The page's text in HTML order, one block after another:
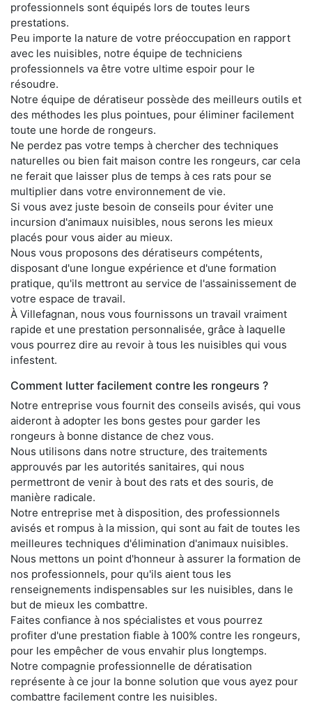
professionnels sont équipés lors de toutes leurs
prestations.
Peu importe la nature de votre préoccupation en rapport
avec les nuisibles, notre équipe de techniciens
professionnels va être votre ultime espoir pour le
résoudre.
Notre équipe de dératiseur possède des meilleurs outils et
des méthodes les plus pointues, pour éliminer facilement
toute une horde de rongeurs.
Ne perdez pas votre temps à chercher des techniques
naturelles ou bien fait maison contre les rongeurs, car cela
ne ferait que laisser plus de temps à ces rats pour se
multiplier dans votre environnement de vie.
Si vous avez juste besoin de conseils pour éviter une
incursion d'animaux nuisibles, nous serons les mieux
placés pour vous aider au mieux.
Nous vous proposons des dératiseurs compétents,
disposant d'une longue expérience et d'une formation
pratique, qu'ils mettront au service de l'assainissement de
votre espace de travail.
À Villefagnan, nous vous fournissons un travail vraiment
rapide et une prestation personnalisée, grâce à laquelle
vous pourrez dire au revoir à tous les nuisibles qui vous
infestent.
Comment lutter facilement contre les rongeurs ?
Notre entreprise vous fournit des conseils avisés, qui vous
aideront à adopter les bons gestes pour garder les
rongeurs à bonne distance de chez vous.
Nous utilisons dans notre structure, des traitements
approuvés par les autorités sanitaires, qui nous
permettront de venir à bout des rats et des souris, de
manière radicale.
Notre entreprise met à disposition, des professionnels
avisés et rompus à la mission, qui sont au fait de toutes les
meilleures techniques d'élimination d'animaux nuisibles.
Nous mettons un point d'honneur à assurer la formation de
nos professionnels, pour qu'ils aient tous les
renseignements indispensables sur les nuisibles, dans le
but de mieux les combattre.
Faites confiance à nos spécialistes et vous pourrez
profiter d'une prestation fiable à 100% contre les rongeurs,
pour les empêcher de vous envahir plus longtemps.
Notre compagnie professionnelle de dératisation
représente à ce jour la bonne solution que vous ayez pour
combattre facilement contre les nuisibles.